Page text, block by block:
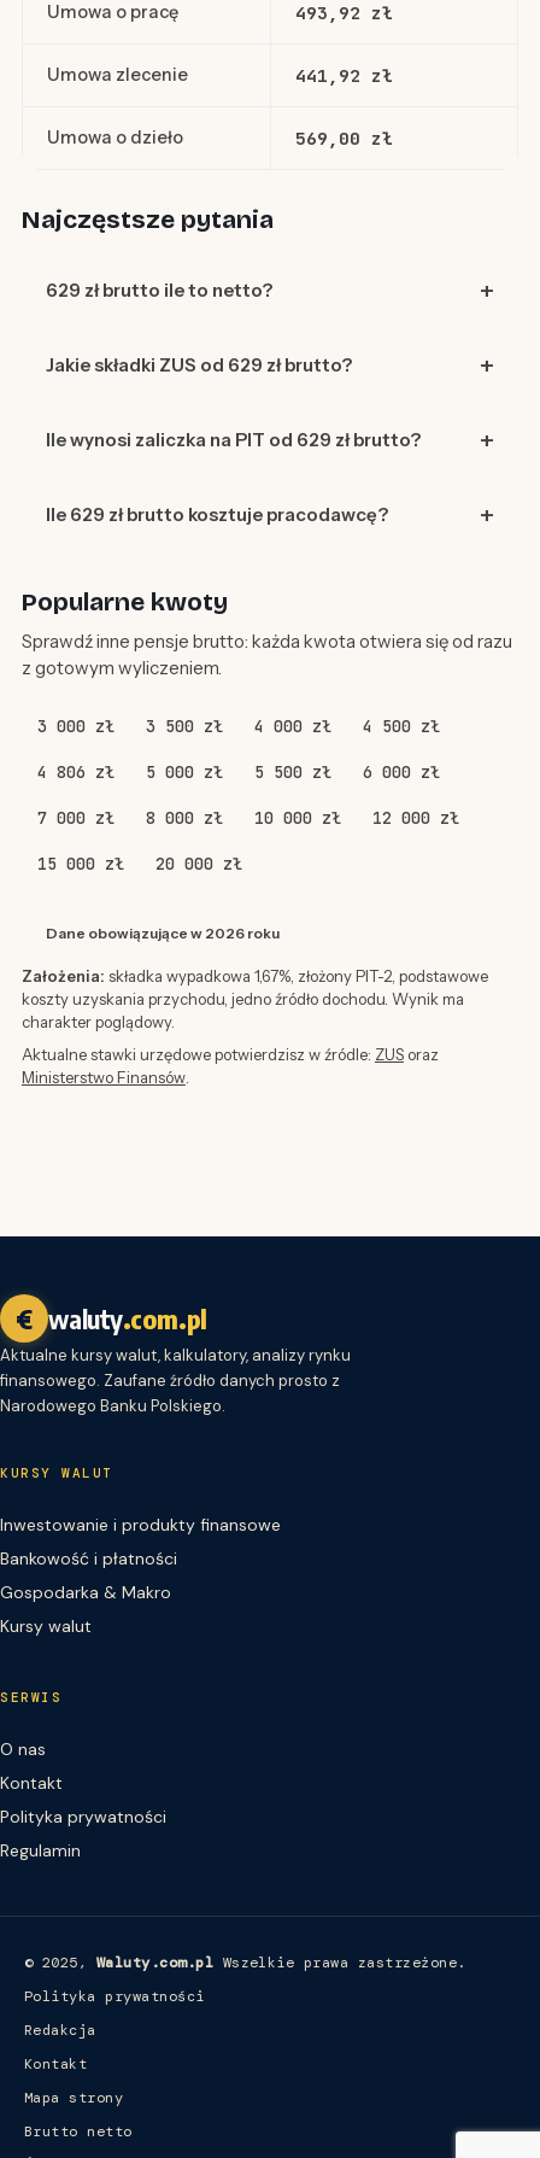
Umowa o pracę 493,92 zł
Umowa zlecenie 441,92 zł
Umowa o dzieło 569,00 zł
Najczęstsze pytania
629 zł brutto ile to netto?
Jakie składki ZUS od 629 zł brutto?
Ile wynosi zaliczka na PIT od 629 zł brutto?
Ile 629 zł brutto kosztuje pracodawcę?
Popularne kwoty
Sprawdź inne pensje brutto: każda kwota otwiera się od razu
z gotowym wyliczeniem.
3 000 zł 3 500 zł 4 000 zł 4 500 zł
4 806 zł 5 000 zł 5 500 zł 6 000 zł
7 000 zł 8 000 zł 10 000 zł 12 000 zł
15 000 zł 20 000 zł
Dane obowiązujące w 2026 roku
Założenia: składka wypadkowa 1,67%, złożony PIT-2, podstawowe
koszty uzyskania przychodu, jedno źródło dochodu. Wynik ma
charakter poglądowy.
Aktualne stawki urzędowe potwierdzisz w źródle: ZUSoraz
Ministerstwo Finansów.
€ waluty.com.pl
Aktualne kursy walut, kalkulatory, analizy rynku
finansowego. Zaufane źródło danych prosto z
Narodowego Banku Polskiego.
KURSY WALUT
Inwestowanie i produkty finansowe
Bankowość i płatności
Gospodarka & Makro
Kursy walut
SERWIS
O nas
Kontakt
Polityka prywatności
Regulamin
© 2025, Waluty.com.pl Wszelkie prawa zastrzeżone.
Polityka prywatności
Redakcja
Kontakt
Mapa strony
Brutto netto